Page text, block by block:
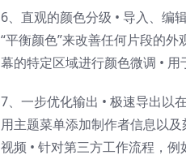
6、直观的颜色分级 • 导入、编
“平衡颜色”来改善任何片段的
幕的特定区域进行颜色微调 •
7、一步优化输出 • 极速导出以
用主题菜单添加制作者信息以
视频 • 针对第三方工作流程，